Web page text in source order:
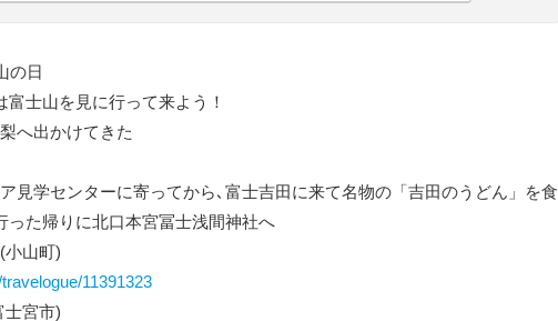
の日
富士山を見に行って来よう！
へ出かけてきた
見学センターに寄ってから､富士吉田に来て名物の「吉田のうどん」を食
った帰りに北口本宮冨士浅間神社へ
小山町)
11391323
士宮市)